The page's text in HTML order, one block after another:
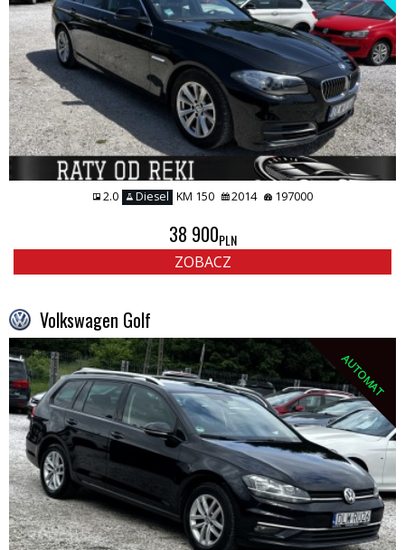
2.0 Diesel KM 150 2014 197000
38 900PLN
ZOBACZ
Volkswagen Golf
AUTOMAT